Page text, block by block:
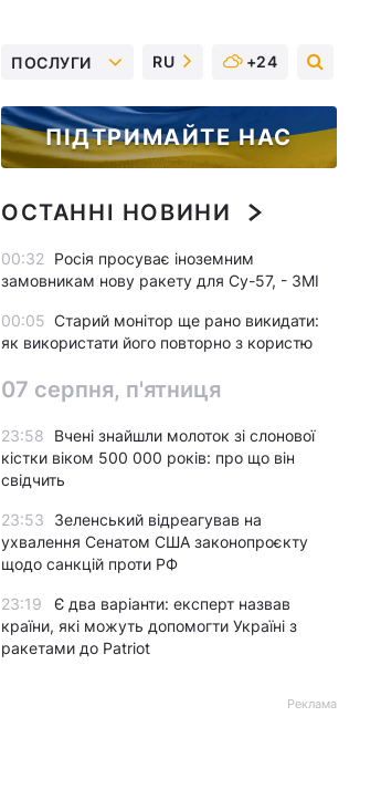
ПОСЛУГИ RU +24
ПІДТРИМАЙТЕ НАС
ОСТАННІ НОВИНИ
00:32
Росія просуває іноземним
замовникам нову ракету для Су-57, - ЗМІ
00:05 Старий монітор ще рано викидати:
як використати його повторно з користю
07 серпня, п'ятниця
23:58
Вчені знайшли молоток зі слонової
кістки віком 500 000 років: про що він
свідчить
23:53
Зеленський відреагував на
ухвалення Сенатом США законопроєкту
щодо санкцій проти РФ
23:19
Є два варіанти: експерт назвав
країни, які можуть допомогти Україні з
ракетами до Patriot
Реклама